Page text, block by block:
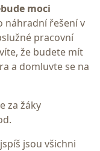
moci
náhradní řešení v
pracovní
že budete mít
a domluvte se na
za žáky
jsou všichni